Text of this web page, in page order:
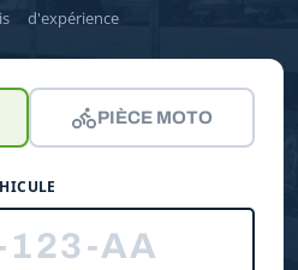
d'expérience
PIÈCE MOTO